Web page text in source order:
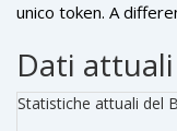
unico token. A
capitalizzazione di
una frazione di
tempo reale in base
Dati
Statistiche attuali del